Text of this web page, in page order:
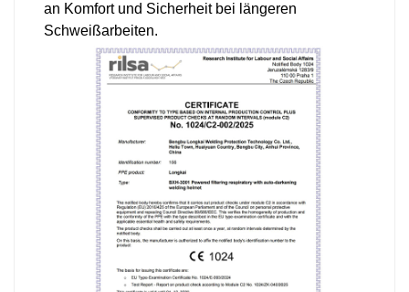
an Komfort und Sicherheit bei längeren
Schweißarbeiten.